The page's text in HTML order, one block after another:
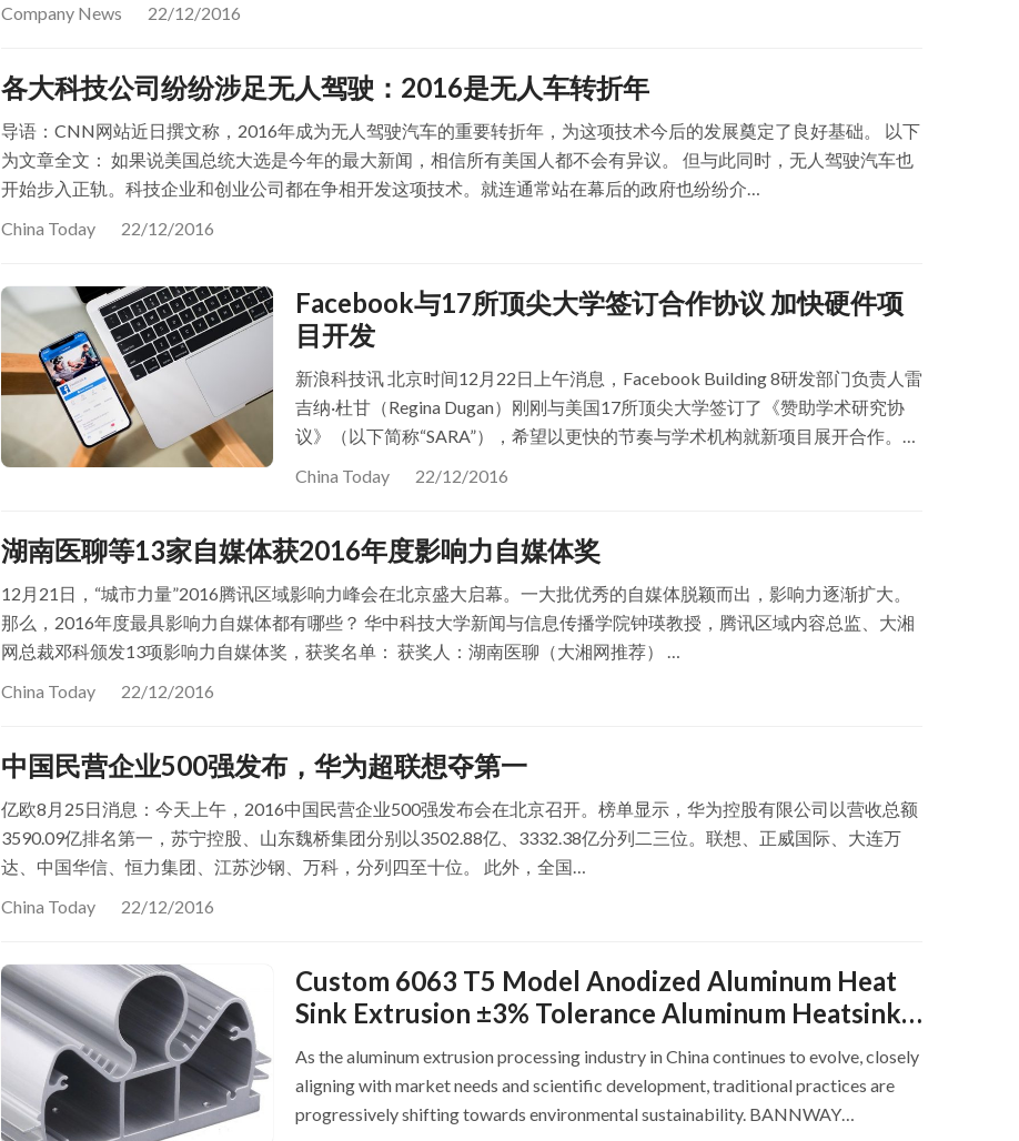
Company News
22/12/2016
各大科技公司纷纷涉足无人驾驶：2016是无人车转折年
导语：CNN网站近日撰文称，2016年成为无人驾驶汽车的重要转折年，为这项技术今后的发展奠定了良好基础。 以下
为文章全文： 如果说美国总统大选是今年的最大新闻，相信所有美国人都不会有异议。 但与此同时，无人驾驶汽车也
开始步入正轨。科技企业和创业公司都在争相开发这项技术。就连通常站在幕后的政府也纷纷介…
China Today
22/12/2016
Facebook与17所顶尖大学签订合作协议 加快硬件项
目开发
新浪科技讯 北京时间12月22日上午消息，Facebook Building 8研发部门负责人雷
吉纳·杜甘（Regina Dugan）刚刚与美国17所顶尖大学签订了《赞助学术研究协
议》（以下简称“SARA”），希望以更快的节奏与学术机构就新项目展开合作。
China Today 22/12/2016
湖南医聊等13家自媒体获2016年度影响力自媒体奖
12月21日，“城市力量”2016腾讯区域影响力峰会在北京盛大启幕。一大批优秀的自媒体脱颖而出，影响力逐渐扩大。
那么，2016年度最具影响力自媒体都有哪些？ 华中科技大学新闻与信息传播学院钟瑛教授，腾讯区域内容总监、大湘
网总裁邓科颁发13项影响力自媒体奖，获奖名单： 获奖人：湖南医聊（大湘网推荐） …
China Today
22/12/2016
中国民营企业500强发布，华为超联想夺第一
亿欧8月25日消息：今天上午，2016中国民营企业500强发布会在北京召开。榜单显示，华为控股有限公司以营收总额
3590.09亿排名第一，苏宁控股、山东魏桥集团分别以3502.88亿、3332.38亿分列二三位。联想、正威国际、大连万
达、中国华信、恒力集团、江苏沙钢、万科，分列四至十位。 此外，全国…
China Today
22/12/2016
Custom 6063 T5 Model Anodized Aluminum Heat
Sink Extrusion ±3% Tolerance Aluminum Heatsink
Product
As the aluminum extrusion processing industry in China continues to evolve, closely
aligning with market needs and scientific development, traditional practices are
progressively shifting towards environmental sustainability. BANNWAY